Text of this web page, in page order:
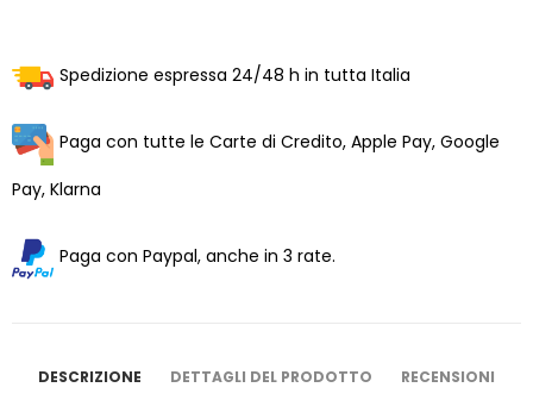
Spedizione espressa 24/48 h in tutta Italia
Paga con tutte le Carte di Credito, Apple Pay, Google
Pay, Klarna
Paga con Paypal, anche in 3 rate.
DESCRIZIONE DETTAGLI DEL PRODOTTO RECENSIONI